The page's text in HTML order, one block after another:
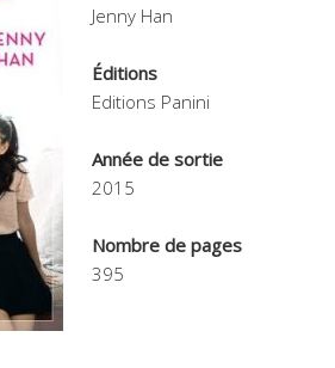
Jenny Han
Éditions
Editions Panini
Année de sortie
2015
Nombre de pages
395